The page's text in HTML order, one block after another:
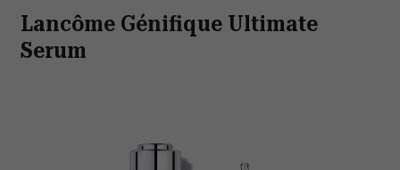
Lancôme Génifique Ultimate
Serum